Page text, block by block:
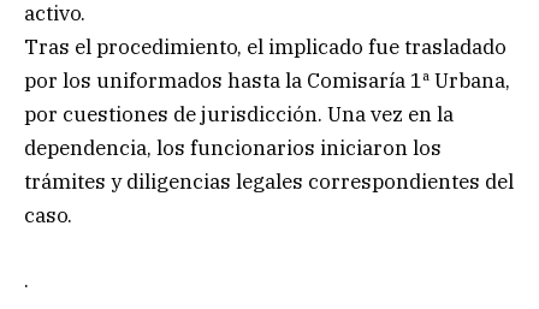
activo.
Tras el procedimiento, el implicado fue trasladado
por los uniformados hasta la Comisaría 1ª Urbana,
por cuestiones de jurisdicción. Una vez en la
dependencia, los funcionarios iniciaron los
trámites y diligencias legales correspondientes del
caso.
.